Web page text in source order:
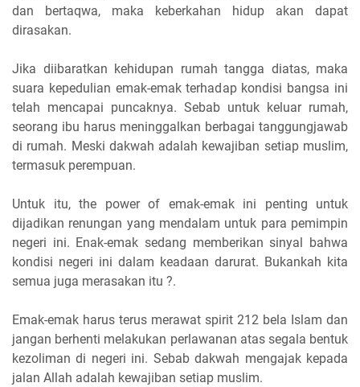
dan bertaqwa, maka keberkahan hidup akan dapat
dirasakan.
Jika diibaratkan kehidupan rumah tangga diatas, maka
suara kepedulian emak-emak terhadap kondisi bangsa ini
telah mencapai puncaknya. Sebab untuk keluar rumah,
seorang ibu harus meninggalkan berbagai tanggungjawab
di rumah. Meski dakwah adalah kewajiban setiap muslim,
termasuk perempuan.
Untuk itu, the power of emak-emak ini penting untuk
dijadikan renungan yang mendalam untuk para pemimpin
negeri ini. Enak-emak sedang memberikan sinyal bahwa
kondisi negeri ini dalam keadaan darurat. Bukankah kita
semua juga merasakan itu ?.
Emak-emak harus terus merawat spirit 212 bela Islam dan
jangan berhenti melakukan perlawanan atas segala bentuk
kezoliman di negeri ini. Sebab dakwah mengajak kepada
jalan Allah adalah kewajiban setiap muslim.